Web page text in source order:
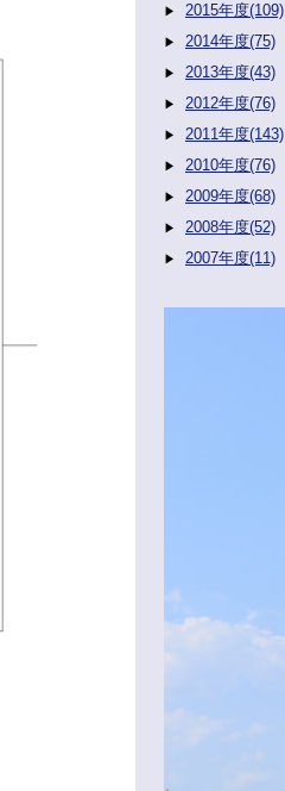
2015年度(109)
2014年度(75)
2013年度(43)
2012年度(76)
2011年度(143)
2010年度(76)
2009年度(68)
2008年度(52)
2007年度(11)